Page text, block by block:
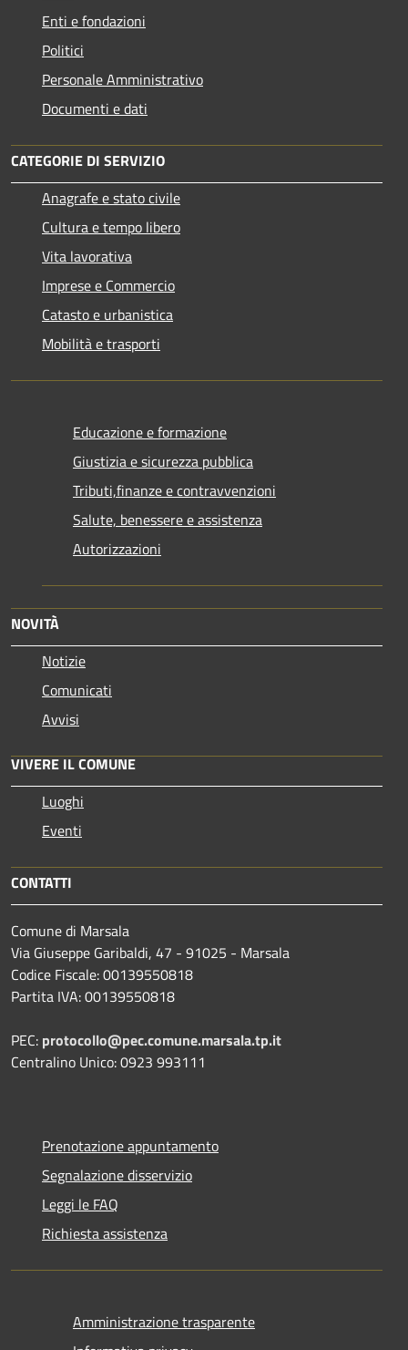
Enti e fondazioni
Politici
Personale Amministrativo
Documenti e dati
CATEGORIE DI SERVIZIO
Anagrafe e stato civile
Cultura e tempo libero
Vita lavorativa
Imprese e Commercio
Catasto e urbanistica
Mobilità e trasporti
Educazione e formazione
Giustizia e sicurezza pubblica
Tributi,finanze e contravvenzioni
Salute, benessere e assistenza
Autorizzazioni
NOVITÀ
Notizie
Comunicati
Avvisi
VIVERE IL COMUNE
Luoghi
Eventi
CONTATTI
Comune di Marsala
Via Giuseppe Garibaldi, 47 - 91025 - Marsala
Codice Fiscale: 00139550818
Partita IVA: 00139550818
PEC: protocollo@pec.comune.marsala.tp.it
Centralino Unico: 0923 993111
Prenotazione appuntamento
Segnalazione disservizio
Leggi le FAQ
Richiesta assistenza
Amministrazione trasparente